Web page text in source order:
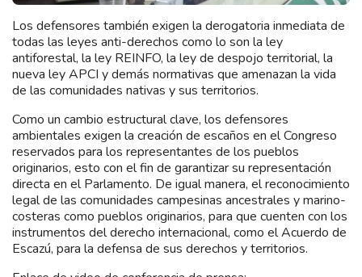
Los defensores también exigen la derogatoria inmediata de
todas las leyes anti-derechos como lo son la ley
antiforestal, la ley REINFO, la ley de despojo territorial, la
nueva ley APCI y demás normativas que amenazan la vida
de las comunidades nativas y sus territorios.
Como un cambio estructural clave, los defensores
ambientales exigen la creación de escaños en el Congreso
reservados para los representantes de los pueblos
originarios, esto con el fin de garantizar su representación
directa en el Parlamento. De igual manera, el reconocimiento
legal de las comunidades campesinas ancestrales y marino-
costeras como pueblos originarios, para que cuenten con los
instrumentos del derecho internacional, como el Acuerdo de
Escazú, para la defensa de sus derechos y territorios.